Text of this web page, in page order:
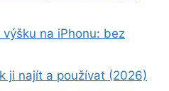
na iPhonu: bez
ji najít a používat (2026)